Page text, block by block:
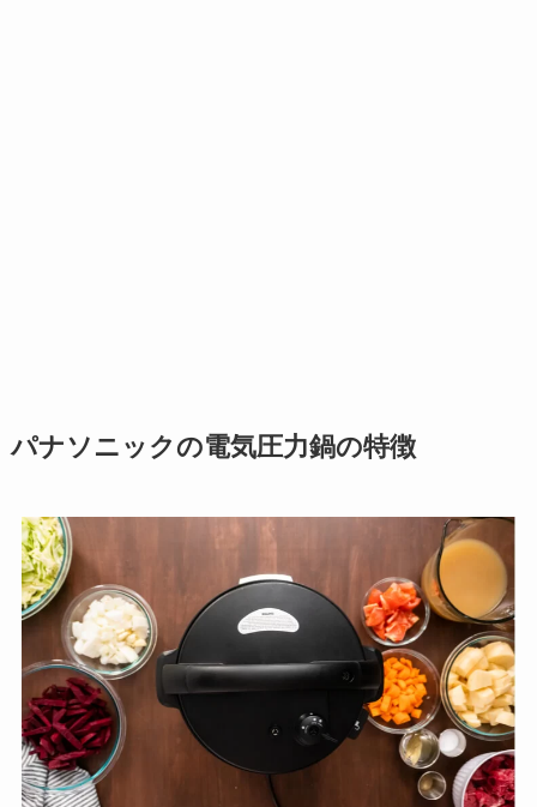
パナソニックの電気圧力鍋の特徴